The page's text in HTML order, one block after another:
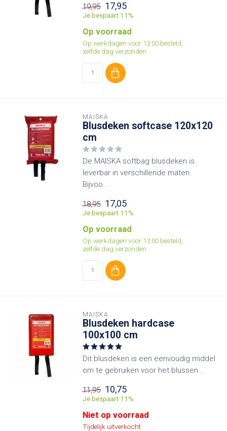
19,95 17,95
Je bespaart 11%
Op voorraad
Op werkdagen voor 13:00 besteld,
zelfde dag verzonden
MAISKA
Blusdeken softcase 120x120
cm
De MAISKA softbag blusdeken is
leverbar in verschillende maten.
Bijvoo...
18,95 17,05
Je bespaart 11%
Op voorraad
Op werkdagen voor 13:00 besteld,
zelfde dag verzonden
MAISKA
Blusdeken hardcase
100x100 cm
Dit blusdeken is een eenvoudig middel
om te gebruiken voor het blussen...
11,95 10,75
Je bespaart 11%
Niet op voorraad
Tijdelijk uitverkocht